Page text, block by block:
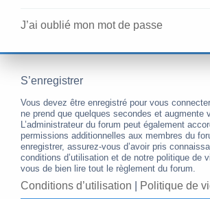
J’ai oublié mon mot de passe
S’enregistrer
Vous devez être enregistré pour vous
ne prend que quelques secondes et augmente
L’administrateur du forum peut également
permissions additionnelles aux membres du
enregistrer, assurez-vous d’avoir pris
conditions d’utilisation et de notre politique de
vous de bien lire tout le règlement du forum.
Conditions d’utilisation Politique de